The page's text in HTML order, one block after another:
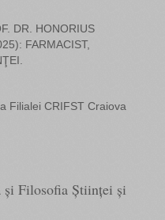
DR. HONORIUS
FARMACIST,
Filialei CRIFST Craiova
și Filosofia Științei și